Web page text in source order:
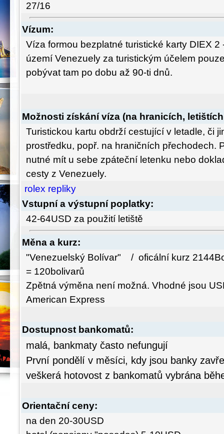
27/16
Vízum:
Víza formou bezplatné turistické karty DIEX
území Venezuely za turistickým účelem
pobývat tam po dobu až 90-ti dnů.
Možnosti získání víza (na hranicích,
Turistickou kartu obdrží cestující v letadle, či
prostředku, popř. na hraničních přechodech.
nutné mít u sebe zpáteční letenku nebo
cesty z Venezuely.
rolex repliky
Vstupní a výstupní poplatky:
42-64USD za použití letiště
Měna a kurz:
"Venezuelský Bolívar" / oficální kurz
= 120bolivarů
Zpětná výměna není možná. Vhodné jsou
American Express
Dostupnost bankomatů:
malá, bankmaty často nefungují
První pondělí v měsíci, kdy jsou banky
veškerá hotovost z bankomatů vybrána
Orientační ceny:
na den 20-30USD